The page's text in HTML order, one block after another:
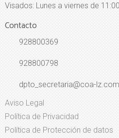
Visados: Lunes a viernes de
Contacto
928800369
928800798
dpto_secretaria@coa-lz.com
Aviso Legal
Política de Privacidad
Política de Protección de datos